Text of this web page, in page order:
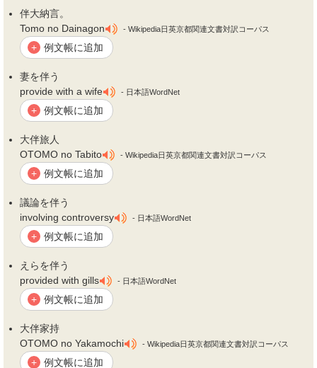
伴大納言。
Tomo no Dainagon
- Wikipedia日英京都関連文書対訳コーパス
+ 例文帳に追加
妻を伴う
provide with a wife
- 日本語WordNet
+ 例文帳に追加
大伴旅人
OTOMO no Tabito
- Wikipedia日英京都関連文書対訳コーパス
+ 例文帳に追加
議論を伴う
involving controversy
- 日本語WordNet
+ 例文帳に追加
えらを伴う
provided with gills
- 日本語WordNet
+ 例文帳に追加
大伴家持
OTOMO no Yakamochi
- Wikipedia日英京都関連文書対訳コーパス
+ 例文帳に追加